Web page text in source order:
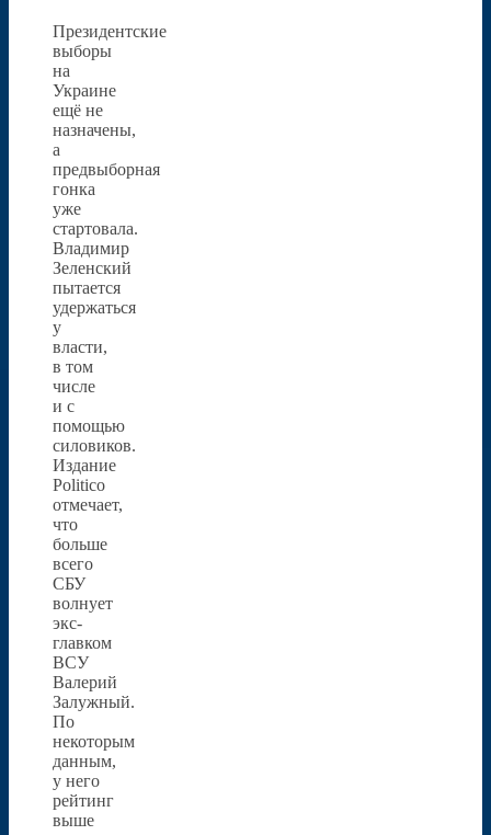
Президентские
выборы
на
Украине
ещё не
назначены,
а
предвыборная
гонка
уже
стартовала.
Владимир
Зеленский
пытается
удержаться
у
власти,
в том
числе
и с
помощью
силовиков.
Издание
Politico
отмечает,
что
больше
всего
СБУ
волнует
экс-
главком
ВСУ
Валерий
Залужный.
По
некоторым
данным,
у него
рейтинг
выше